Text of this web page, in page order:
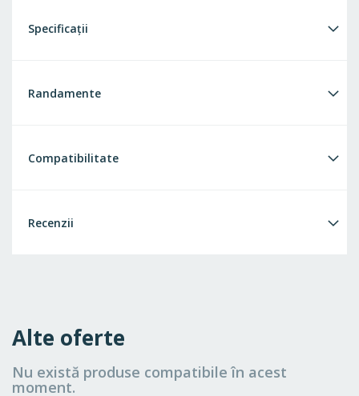
Specificații
Randamente
Compatibilitate
Recenzii
Alte oferte
Nu există produse compatibile în acest
moment.